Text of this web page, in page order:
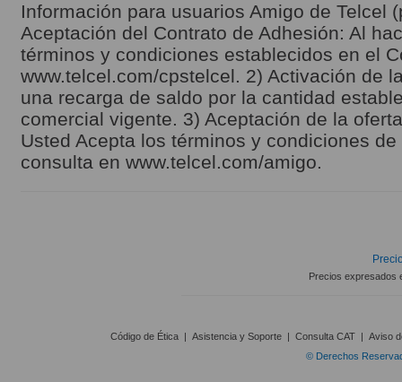
Información para usuarios Amigo de Telcel
Aceptación del Contrato de Adhesión: Al
términos y condiciones establecidos en el
www.telcel.com/cpstelcel. 2) Activación de
una recarga de saldo por la cantidad
comercial vigente. 3) Aceptación de la
Usted Acepta los términos y condiciones
consulta en www.telcel.com/amigo.
Precios expresados
Código de Ética | Asistencia y Soporte | Consulta CAT | Aviso
© Derechos